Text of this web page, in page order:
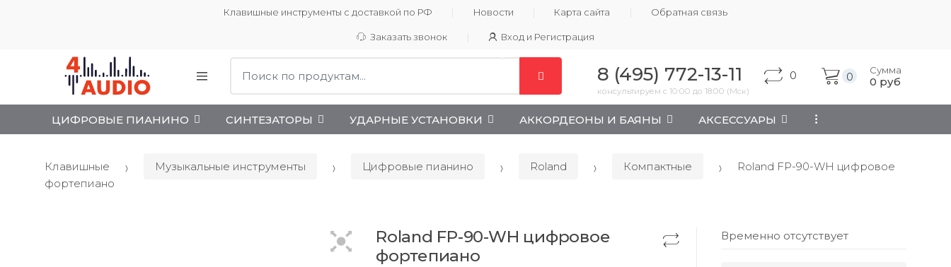
Клавишные инструменты с доставкой по РФ Новости Карта сайта Обратная связь
Заказать звонок Вход и Регистрация
8 (495) 772-13-11
консультируем с 10:00 до 18:00 (Мск)
0 0
Сумма
0 руб
ЦИФРОВЫЕ ПИАНИНО СИНТЕЗАТОРЫ УДАРНЫЕ УСТАНОВКИ АККОРДЕОНЫ И БАЯНЫ АКСЕССУАРЫ ...
Клавишные Музыкальные инструменты Цифровые пианино Roland Компактные
Roland FP-90-WH цифровое
фортепиано
Roland FP-90-WH цифровое
фортепиано
Временно отсутствует